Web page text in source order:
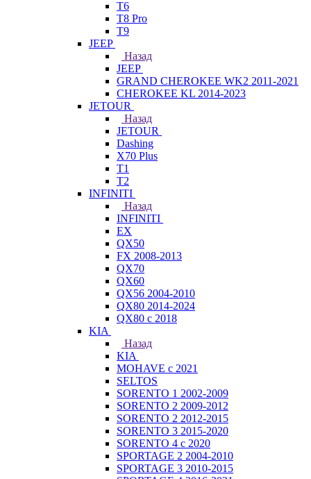
T6
T8 Pro
T9
JEEP
Назад
JEEP
GRAND CHEROKEE WK2 2011-2021
CHEROKEE KL 2014-2023
JETOUR
Назад
JETOUR
Dashing
X70 Plus
T1
T2
INFINITI
Назад
INFINITI
EX
QX50
FX 2008-2013
QX70
QX60
QX56 2004-2010
QX80 2014-2024
QX80 c 2018
KIA
Назад
KIA
MOHAVE с 2021
SELTOS
SORENTO 1 2002-2009
SORENTO 2 2009-2012
SORENTO 2 2012-2015
SORENTO 3 2015-2020
SORENTO 4 с 2020
SPORTAGE 2 2004-2010
SPORTAGE 3 2010-2015